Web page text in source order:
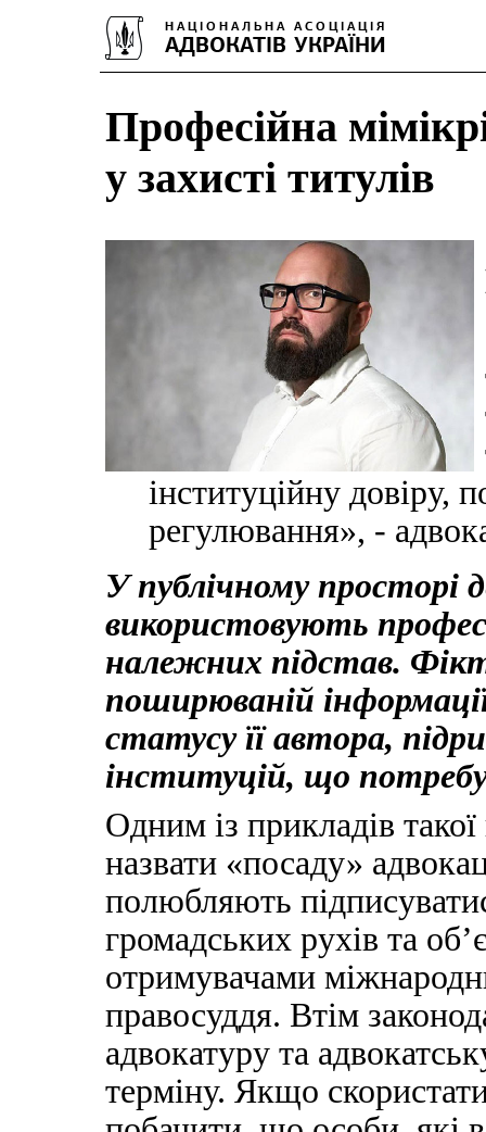
Професійна
у захисті титулів
інституційну довіру,
регулювання», -
У публічному просторі
використовують
належних підстав.
поширюваній
статусу її автора,
інституцій, що
Одним із прикладів
назвати «посаду»
полюбляють
громадських рухів та
отримувачами
правосуддя. Втім
адвокатуру та
терміну. Якщо